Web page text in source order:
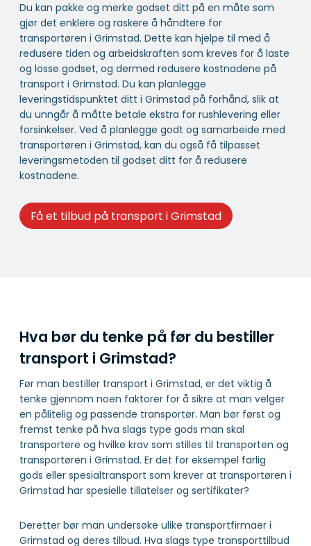
Du kan pakke og merke godset ditt på en måte som
gjør det enklere og raskere å håndtere for
transportøren i Grimstad. Dette kan hjelpe til med å
redusere tiden og arbeidskraften som kreves for å laste
og losse godset, og dermed redusere kostnadene på
transport i Grimstad. Du kan planlegge
leveringstidspunktet ditt i Grimstad på forhånd, slik at
du unngår å måtte betale ekstra for rushlevering eller
forsinkelser. Ved å planlegge godt og samarbeide med
transportøren i Grimstad, kan du også få tilpasset
leveringsmetoden til godset ditt for å redusere
kostnadene.
Få et tilbud på transport i Grimstad
Hva bør du tenke på før du bestiller
transport i Grimstad?
Før man bestiller transport i Grimstad, er det viktig å
tenke gjennom noen faktorer for å sikre at man velger
en pålitelig og passende transportør. Man bør først og
fremst tenke på hva slags type gods man skal
transportere og hvilke krav som stilles til transporten og
transportøren i Grimstad. Er det for eksempel farlig
gods eller spesialtransport som krever at transportøren i
Grimstad har spesielle tillatelser og sertifikater?
Deretter bør man undersøke ulike transportfirmaer i
Grimstad og deres tilbud. Hva slags type transporttilbud